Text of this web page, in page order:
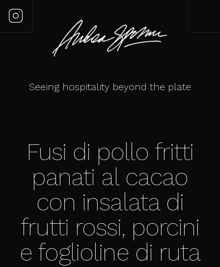
Seeing hospitality beyond the plate
Fusi di pollo fritti
panati al cacao
con insalata di
frutti rossi, porcini
e foglioline di ruta